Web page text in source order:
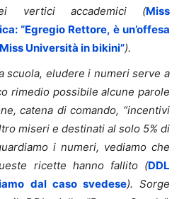
vertici accademici (Miss
“Egregio Rettore, è un’offesa
Università in bikini”).
scuola, eludere i numeri serve a
rimedio possibile alcune parole
catena di comando, “incentivi
miseri e destinati al solo 5% di
i numeri, vediamo che
ricette hanno fallito (DDL
dal caso svedese). Sorge